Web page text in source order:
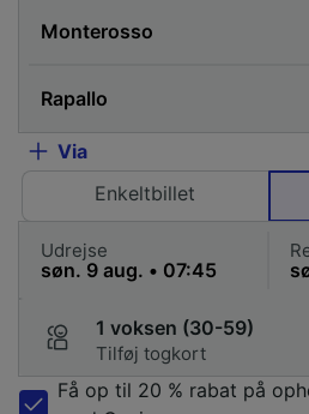
Via
Enkeltbillet
Udrejse
1 voksen (30-59)
Tilføj togkort
Få op til 20 % rabat på